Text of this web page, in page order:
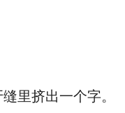
里挤出一个字。